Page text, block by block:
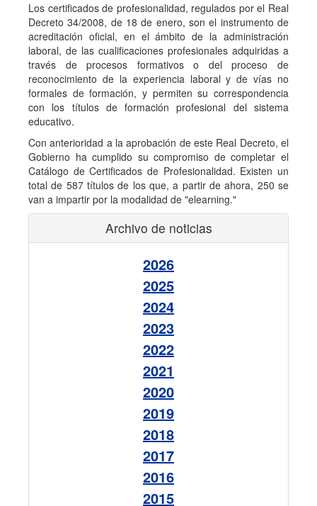
Los certificados de profesionalidad, regulados por el Real
Decreto 34/2008, de 18 de enero, son el instrumento de
acreditación oficial, en el ámbito de la administración
laboral, de las cualificaciones profesionales adquiridas a
través de procesos formativos o del proceso de
reconocimiento de la experiencia laboral y de vías no
formales de formación, y permiten su correspondencia
con los títulos de formación profesional del sistema
educativo.
Con anterioridad a la aprobación de este Real Decreto, el
Gobierno ha cumplido su compromiso de completar el
Catálogo de Certificados de Profesionalidad. Existen un
total de 587 títulos de los que, a partir de ahora, 250 se
van a impartir por la modalidad de "elearning."
Archivo de noticias
2026
2025
2024
2023
2022
2021
2020
2019
2018
2017
2016
2015